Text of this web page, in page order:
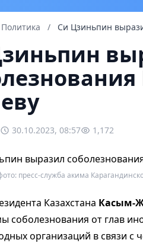
Политика / Си Цзиньпин
30.10.2023, 08:57 1,172
пресс-служба акима
Казахстана Касым-
соболезнования от глав
организаций в связи с